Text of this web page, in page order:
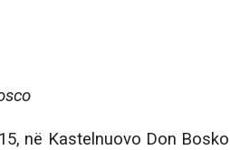
në Kastelnuovo Don Bosko